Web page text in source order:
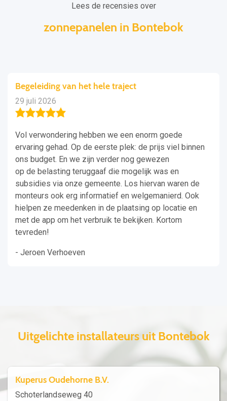
Lees de recensies over
zonnepanelen in Bontebok
Begeleiding van het hele traject
29 juli 2026
Vol verwondering hebben we een enorm goede
ervaring gehad. Op de eerste plek: de prijs viel binnen
ons budget. En we zijn verder nog gewezen
op de belasting teruggaaf die mogelijk was en
subsidies via onze gemeente. Los hiervan waren de
monteurs ook erg informatief en welgemanierd. Ook
hielpen ze meedenken in de plaatsing op locatie en
met de app om het verbruik te bekijken. Kortom
tevreden!
- Jeroen Verhoeven
Uitgelichte installateurs uit Bontebok
Kuperus Oudehorne B.V.
Schoterlandseweg 40